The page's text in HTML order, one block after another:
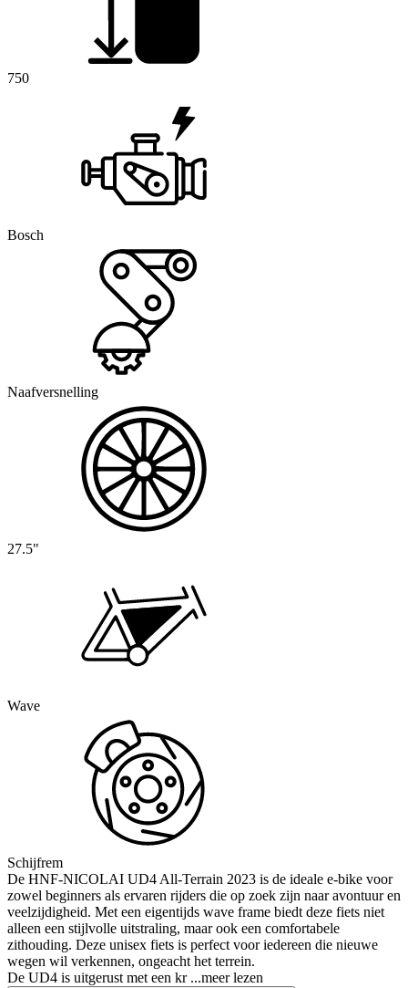
750
Bosch
Naafversnelling
27.5"
Wave
Schijfrem
De HNF-NICOLAI UD4 All-Terrain 2023 is de ideale e-bike voor
zowel beginners als ervaren rijders die op zoek zijn naar avontuur en
veelzijdigheid. Met een eigentijds wave frame biedt deze fiets niet
alleen een stijlvolle uitstraling, maar ook een comfortabele
zithouding. Deze unisex fiets is perfect voor iedereen die nieuwe
wegen wil verkennen, ongeacht het terrein.
De UD4 is uitgerust met een kr...meer lezen